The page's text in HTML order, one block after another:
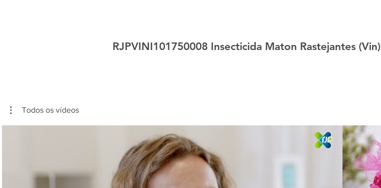
RJPVINI101750008 Insecticida Maton Rastejantes (Vin)
Todos os vídeos